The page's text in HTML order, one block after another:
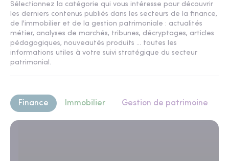
Sélectionnez la catégorie qui vous intéresse pour découvrir
les derniers contenus publiés dans les secteurs de la finance,
de l'immobilier et de la gestion patrimoniale : actualités
métier, analyses de marchés, tribunes, décryptages, articles
pédagogiques, nouveautés produits ... toutes les
informations utiles à votre suivi stratégique du secteur
patrimonial.
Finance Immobilier Gestion de patrimoine